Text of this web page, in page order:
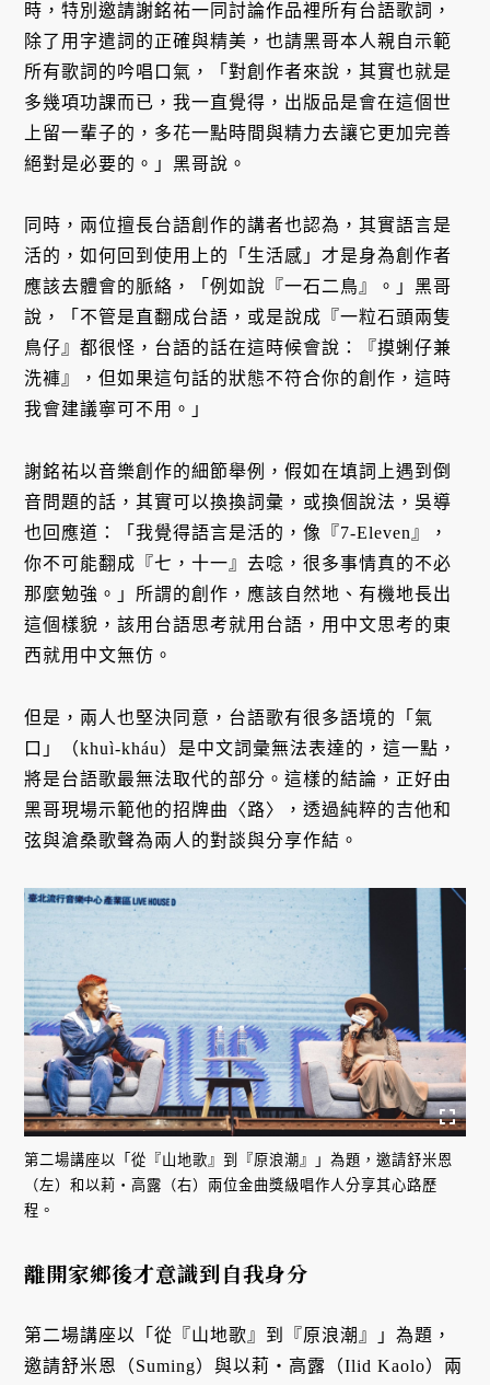
時，特別邀請謝銘祐一同討論作品裡所有台語歌詞，
除了用字遣詞的正確與精美，也請黑哥本人親自示範
所有歌詞的吟唱口氣，「對創作者來說，其實也就是
多幾項功課而已，我一直覺得，出版品是會在這個世
上留一輩子的，多花一點時間與精力去讓它更加完善
絕對是必要的。」黑哥說。
同時，兩位擅長台語創作的講者也認為，其實語言是
活的，如何回到使用上的「生活感」才是身為創作者
應該去體會的脈絡，「例如說『一石二鳥』。」黑哥
說，「不管是直翻成台語，或是說成『一粒石頭兩隻
鳥仔』都很怪，台語的話在這時候會說：『摸蜊仔兼
洗褲』，但如果這句話的狀態不符合你的創作，這時
我會建議寧可不用。」
謝銘祐以音樂創作的細節舉例，假如在填詞上遇到倒
音問題的話，其實可以換換詞彙，或換個說法，吳導
也回應道：「我覺得語言是活的，像『7-Eleven』，
你不可能翻成『七，十一』去唸，很多事情真的不必
那麼勉強。」所謂的創作，應該自然地、有機地長出
這個樣貌，該用台語思考就用台語，用中文思考的東
西就用中文無仿。
但是，兩人也堅決同意，台語歌有很多語境的「氣
口」（khuì-kháu）是中文詞彙無法表達的，這一點，
將是台語歌最無法取代的部分。這樣的結論，正好由
黑哥現場示範他的招牌曲〈路〉，透過純粹的吉他和
弦與滄桑歌聲為兩人的對談與分享作結。
第二場講座以「從『山地歌』到『原浪潮』」為題，邀請舒米恩
（左）和以莉・高露（右）兩位金曲獎級唱作人分享其心路歷
程。
離開家鄉後才意識到自我身分
第二場講座以「從『山地歌』到『原浪潮』」為題，
邀請舒米恩（Suming）與以莉・高露（Ilid Kaolo）兩